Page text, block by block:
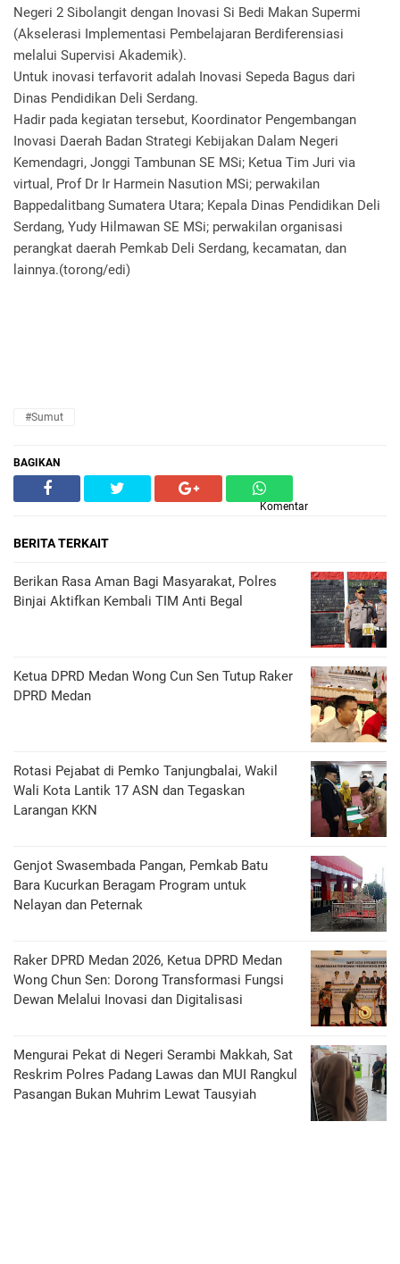
Negeri 2 Sibolangit dengan Inovasi Si Bedi Makan Supermi
(Akselerasi Implementasi Pembelajaran Berdiferensiasi
melalui Supervisi Akademik).
Untuk inovasi terfavorit adalah Inovasi Sepeda Bagus dari
Dinas Pendidikan Deli Serdang.
Hadir pada kegiatan tersebut, Koordinator Pengembangan
Inovasi Daerah Badan Strategi Kebijakan Dalam Negeri
Kemendagri, Jonggi Tambunan SE MSi; Ketua Tim Juri via
virtual, Prof Dr Ir Harmein Nasution MSi; perwakilan
Bappedalitbang Sumatera Utara; Kepala Dinas Pendidikan Deli
Serdang, Yudy Hilmawan SE MSi; perwakilan organisasi
perangkat daerah Pemkab Deli Serdang, kecamatan, dan
lainnya.(torong/edi)
#Sumut
BAGIKAN
Komentar
BERITA TERKAIT
Berikan Rasa Aman Bagi Masyarakat, Polres
Binjai Aktifkan Kembali TIM Anti Begal
Ketua DPRD Medan Wong Cun Sen Tutup Raker
DPRD Medan
Rotasi Pejabat di Pemko Tanjungbalai, Wakil
Wali Kota Lantik 17 ASN dan Tegaskan
Larangan KKN
Genjot Swasembada Pangan, Pemkab Batu
Bara Kucurkan Beragam Program untuk
Nelayan dan Peternak
Raker DPRD Medan 2026, Ketua DPRD Medan
Wong Chun Sen: Dorong Transformasi Fungsi
Dewan Melalui Inovasi dan Digitalisasi
Mengurai Pekat di Negeri Serambi Makkah, Sat
Reskrim Polres Padang Lawas dan MUI Rangkul
Pasangan Bukan Muhrim Lewat Tausyiah